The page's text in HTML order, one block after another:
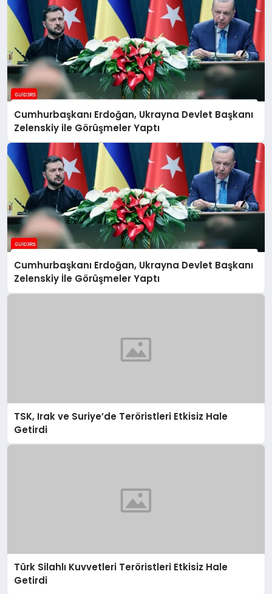
Cumhurbaşkanı Erdoğan, Ukrayna Devlet Başkanı
Zelenskiy ile Görüşmeler Yaptı
Cumhurbaşkanı Erdoğan, Ukrayna Devlet Başkanı
Zelenskiy İle Görüşmeler Yaptı
TSK, Irak ve Suriye’de Teröristleri Etkisiz Hale
Getirdi
Türk Silahlı Kuvvetleri Teröristleri Etkisiz Hale
Getirdi